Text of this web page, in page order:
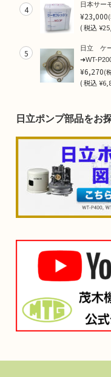
4 日本サー
¥23,000
(税込
5
日立 ケ
➜WT-
¥6,270(
(税込
日立ポンプ部品をお